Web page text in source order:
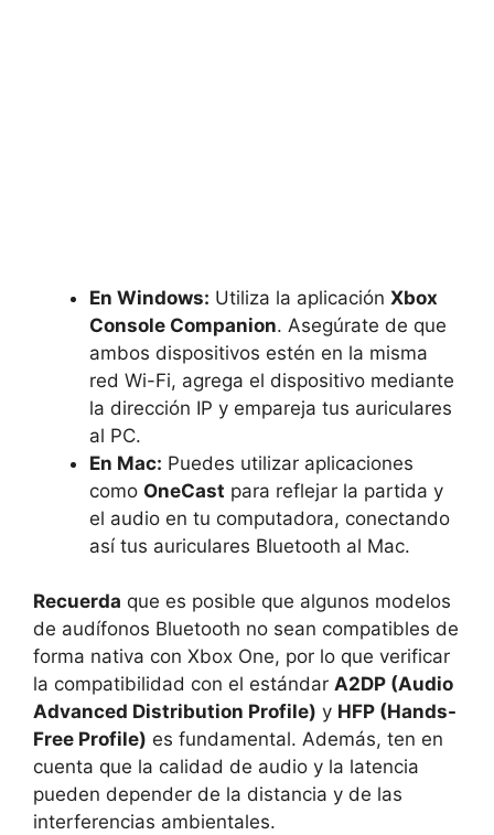
En Windows: Utiliza la aplicación Xbox
Console Companion. Asegúrate de que
ambos dispositivos estén en la misma
red Wi-Fi, agrega el dispositivo mediante
la dirección IP y empareja tus auriculares
al PC.
En Mac: Puedes utilizar aplicaciones
como OneCast para reflejar la partida y
el audio en tu computadora, conectando
así tus auriculares Bluetooth al Mac.
Recuerda que es posible que algunos modelos
de audífonos Bluetooth no sean compatibles de
forma nativa con Xbox One, por lo que verificar
la compatibilidad con el estándar A2DP (Audio
Advanced Distribution Profile) y HFP (Hands-
Free Profile) es fundamental. Además, ten en
cuenta que la calidad de audio y la latencia
pueden depender de la distancia y de las
interferencias ambientales.